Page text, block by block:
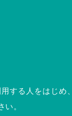
する人をはじめ、
い。